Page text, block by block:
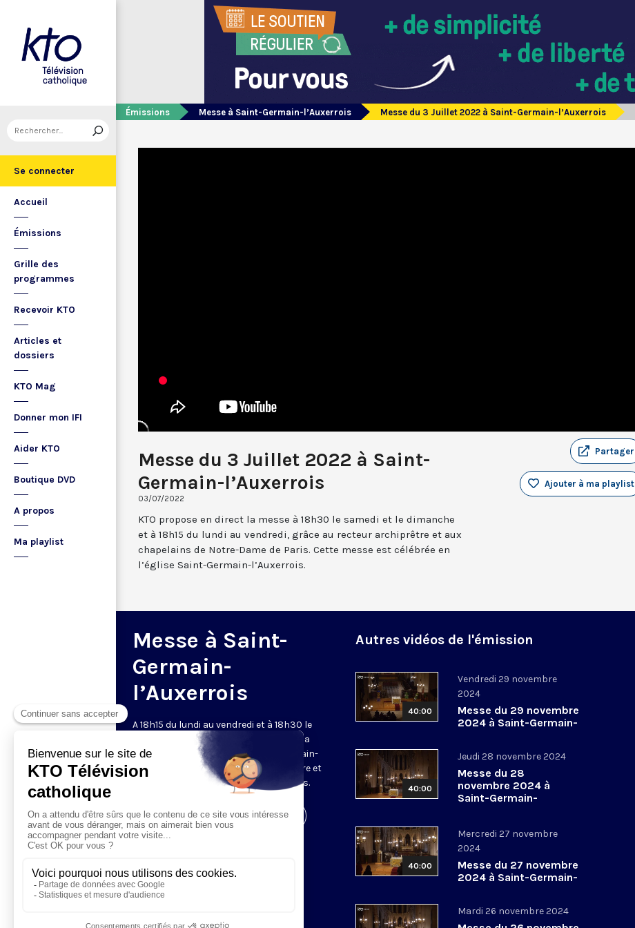
Se connecter
Accueil
Émissions
Grille des
programmes
Recevoir KTO
Articles et
dossiers
KTO Mag
Donner mon IFI
Aider KTO
Boutique DVD
A propos
Ma playlist
Émissions Messe à Saint-Germain-l’Auxerrois Messe du 3 Juillet 2022 à Saint-Germain-l’Auxerrois
Messe du 3 Juillet 2022 à Saint-
Germain-l’Auxerrois
03/07/2022
Partager
Ajouter à ma playlist
KTO propose en direct la messe à 18h30 le samedi et le dimanche
et à 18h15 du lundi au vendredi, grâce au recteur archiprêtre et aux
chapelains de Notre-Dame de Paris. Cette messe est célébrée en
l’église Saint-Germain-l’Auxerrois.
Messe à Saint-
Germain-
l’Auxerrois
A 18h15 du lundi au vendredi et à 18h30 le
samedi et dimanche, KTO retransmet la
messe en direct de l'église Saint-Germain-
l'Auxerrois, grâce au recteur archiprêtre et
aux chapelains de Notre-Dame de Paris.
Visiter la page de l'émission
Autres vidéos de l'émission
40:00
Vendredi 29 novembre
2024
Messe du 29 novembre
2024 à Saint-Germain-
40:00
Jeudi 28 novembre 2024
Messe du 28
novembre 2024 à
Saint-Germain-
40:00
Mercredi 27 novembre
2024
Messe du 27 novembre
2024 à Saint-Germain-
Mardi 26 novembre 2024